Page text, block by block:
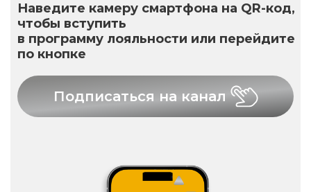
Наведите камеру смартфона на QR-код,
чтобы вступить
в программу лояльности или перейдите
по кнопке
Подписаться на канал